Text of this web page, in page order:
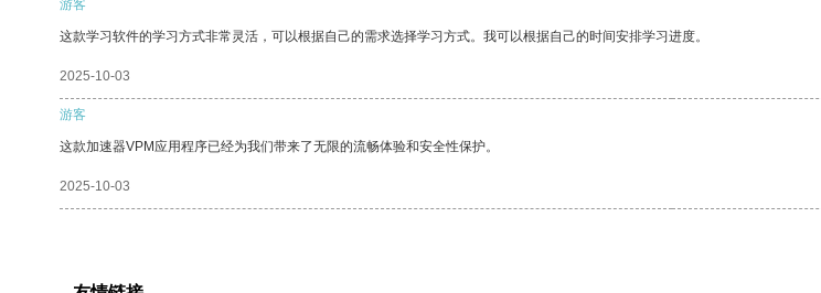
游客
这款学习软件的学习方式非常灵活，可以根据自己的需求选择学习方式。我可以根据自己的时间安排学习进度。
2025-10-03
游客
这款加速器VPM应用程序已经为我们带来了无限的流畅体验和安全性保护。
2025-10-03